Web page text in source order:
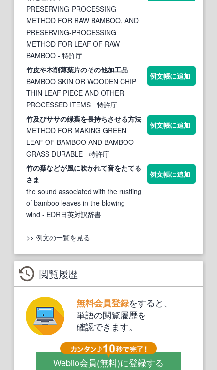
PRESERVING-PROCESSING
METHOD FOR RAW BAMBOO, AND
PRESERVING-PROCESSING
METHOD FOR LEAF OF RAW
BAMBOO - 特許庁
竹皮や木削薄葉片のその他加工品
BAMBOO SKIN OR WOODEN CHIP
THIN LEAF PIECE AND OTHER
PROCESSED ITEMS - 特許庁
例文帳に追加
竹及びササの緑葉を長持ちさせる方法
METHOD FOR MAKING GREEN
LEAF OF BAMBOO AND BAMBOO
GRASS DURABLE - 特許庁
例文帳に追加
竹の葉などが風に吹かれて音をたてる
さま
the sound associated with the rustling
of bamboo leaves in the blowing
wind - EDR日英対訳辞書
例文帳に追加
>> 例文の一覧を見る
閲覧履歴
無料会員登録をすると、
単語の閲覧履歴を
確認できます。
Weblio会員(無料)に登録する